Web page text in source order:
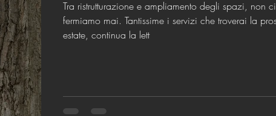
Tra ristrutturazione e ampliamento degli spazi, non ci
fermiamo mai. Tantissime i servizi che troverai la prossima
estate, continua la lett